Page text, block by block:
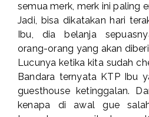
semua merk, merk ini paling
Jadi, bisa dikatakan hari
Ibu, dia belanja
orang-orang yang akan
Lucunya ketika kita sudah
Bandara ternyata KTP Ibu
guesthouse ketinggalan.
kenapa di awal gue